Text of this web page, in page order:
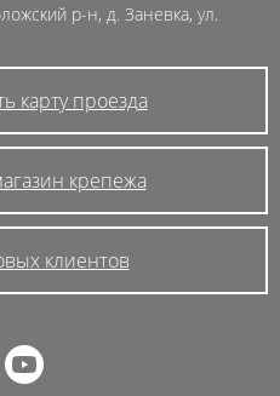
р-н, д. Заневка, ул.
карту проезда
крепежа
клиентов